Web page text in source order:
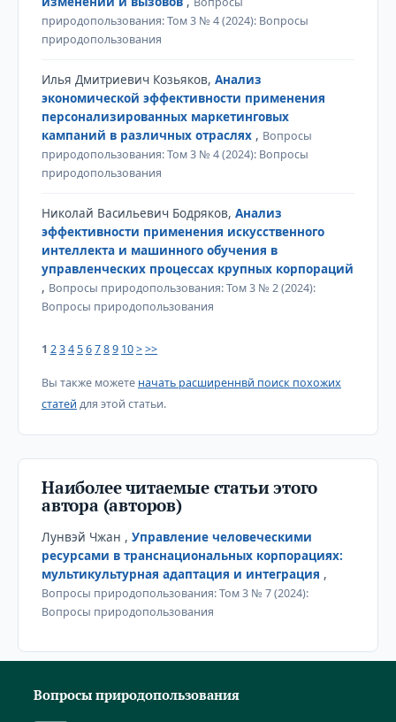
природопользования: Том 3 № 4 (2024): Вопросы
природопользования
Илья Дмитриевич Козьяков, Анализ
экономической эффективности применения
персонализированных маркетинговых
кампаний в различных отраслях , Вопросы
природопользования: Том 3 № 4 (2024): Вопросы
природопользования
Николай Васильевич Бодряков, Анализ
эффективности применения искусственного
интеллекта и машинного обучения в
управленческих процессах крупных корпораций
, Вопросы природопользования: Том 3 № 2 (2024):
Вопросы природопользования
1 23456789 10>>>
Вы также можете начать расширеннвй поиск похожих
статей для этой статьи.
Наиболее читаемые статьи этого
автора (авторов)
Лунвэй Чжан , Управление человеческими
ресурсами в транснациональных корпорациях:
мультикультурная адаптация и интеграция ,
Вопросы природопользования: Том 3 № 7 (2024):
Вопросы природопользования
Вопросы природопользования